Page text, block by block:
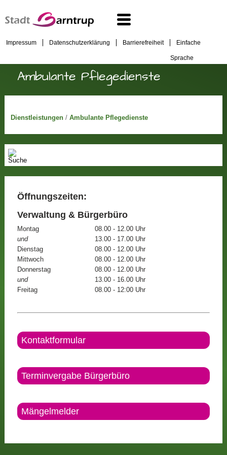
Impressum Datenschutzerklärung Barrierefreiheit Einfache
Sprache
Ambulante Pflegedienste
Dienstleistungen/ Ambulante Pflegedienste
Öffnungszeiten:
Verwaltung & Bürgerbüro
Montag
08.00 - 12.00 Uhr
und
13.00 - 17.00 Uhr
Dienstag
08.00 - 12.00 Uhr
Mittwoch
08.00 - 12.00 Uhr
Donnerstag
08.00 - 12.00 Uhr
und
13.00 - 16.00 Uhr
Freitag
08.00 - 12:00 Uhr
Kontaktformular
Terminvergabe Bürgerbüro
Mängelmelder